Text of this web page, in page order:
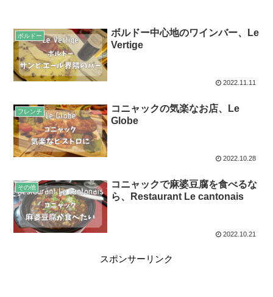
ボルドー
ボルドー中心地のワインバー、Le
Vertige
2022.11.11
フレンチ
コニャックの気楽なお店、Le
Globe
2022.10.28
その他
コニャックで麻婆豆腐を食べるな
ら、Restaurant Le cantonais
2022.10.21
スポンサーリンク